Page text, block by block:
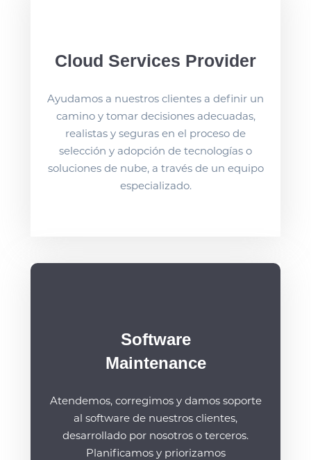
Cloud Services Provider
Ayudamos a nuestros clientes a definir un
camino y tomar decisiones adecuadas,
realistas y seguras en el proceso de
selección y adopción de tecnologías o
soluciones de nube, a través de un equipo
especializado.
Software
Maintenance
Atendemos, corregimos y damos soporte
al software de nuestros clientes,
desarrollado por nosotros o terceros.
Planificamos y priorizamos